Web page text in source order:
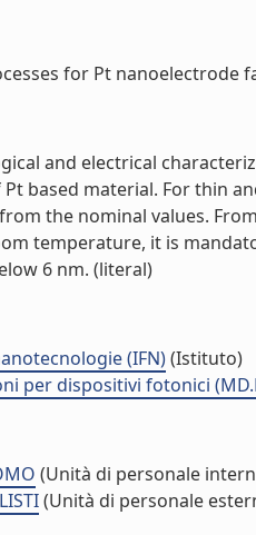
for Pt
and electrical
based material. For thin
the nominal values.
temperature, it is
6 nm. (literal)
(IFN)(Istituto)
per dispositivi fotonici
(Unità di personale
(Unità di personale